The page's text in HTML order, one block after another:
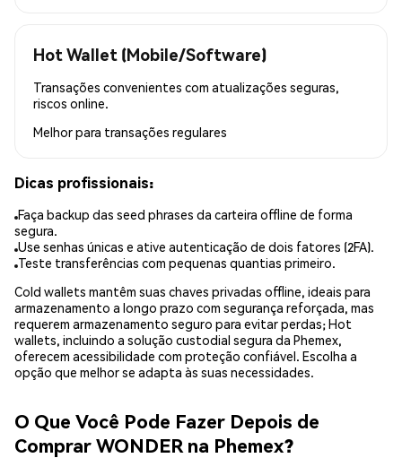
Hot Wallet (Mobile/Software)
Transações convenientes com atualizações seguras,
riscos online.
Melhor para transações regulares
Dicas profissionais:
Faça backup das seed phrases da carteira offline de forma
segura.
Use senhas únicas e ative autenticação de dois fatores (2FA).
Teste transferências com pequenas quantias primeiro.
Cold wallets mantêm suas chaves privadas offline, ideais para
armazenamento a longo prazo com segurança reforçada, mas
requerem armazenamento seguro para evitar perdas; Hot
wallets, incluindo a solução custodial segura da Phemex,
oferecem acessibilidade com proteção confiável. Escolha a
opção que melhor se adapta às suas necessidades.
O Que Você Pode Fazer Depois de
Comprar WONDER na Phemex?